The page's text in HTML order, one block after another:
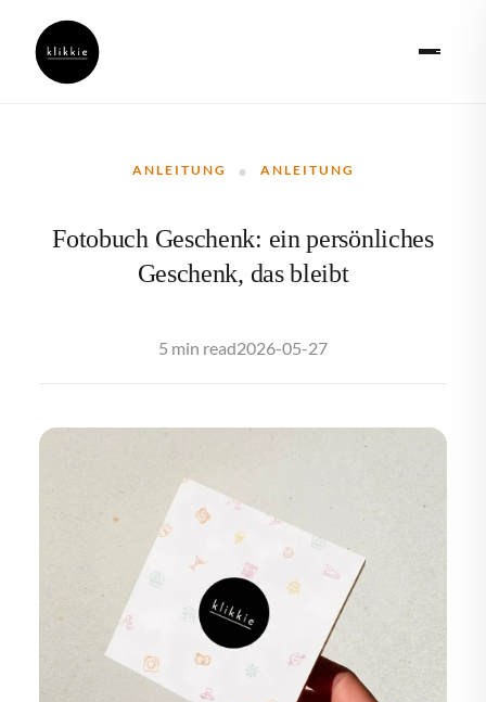
ANLEITUNG · ANLEITUNG
Fotobuch Geschenk: ein persönliches
Geschenk, das bleibt
5 min read2026-05-27